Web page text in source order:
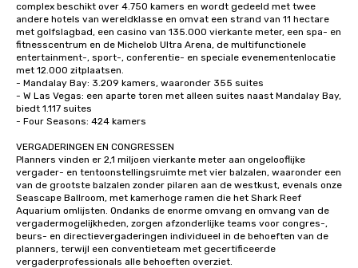
complex beschikt over 4.750 kamers en wordt gedeeld met twee
andere hotels van wereldklasse en omvat een strand van 11 hectare
met golfslagbad, een casino van 135.000 vierkante meter, een spa- en
fitnesscentrum en de Michelob Ultra Arena, de multifunctionele
entertainment-, sport-, conferentie- en speciale evenementenlocatie
met 12.000 zitplaatsen.
- Mandalay Bay: 3.209 kamers, waaronder 355 suites
- W Las Vegas: een aparte toren met alleen suites naast Mandalay Bay,
biedt 1.117 suites
- Four Seasons: 424 kamers
VERGADERINGEN EN CONGRESSEN
Planners vinden er 2,1 miljoen vierkante meter aan ongelooflijke
vergader- en tentoonstellingsruimte met vier balzalen, waaronder een
van de grootste balzalen zonder pilaren aan de westkust, evenals onze
Seascape Ballroom, met kamerhoge ramen die het Shark Reef
Aquarium omlijsten. Ondanks de enorme omvang en omvang van de
vergadermogelijkheden, zorgen afzonderlijke teams voor congres-,
beurs- en directievergaderingen individueel in de behoeften van de
planners, terwijl een conventieteam met gecertificeerde
vergaderprofessionals alle behoeften overziet.